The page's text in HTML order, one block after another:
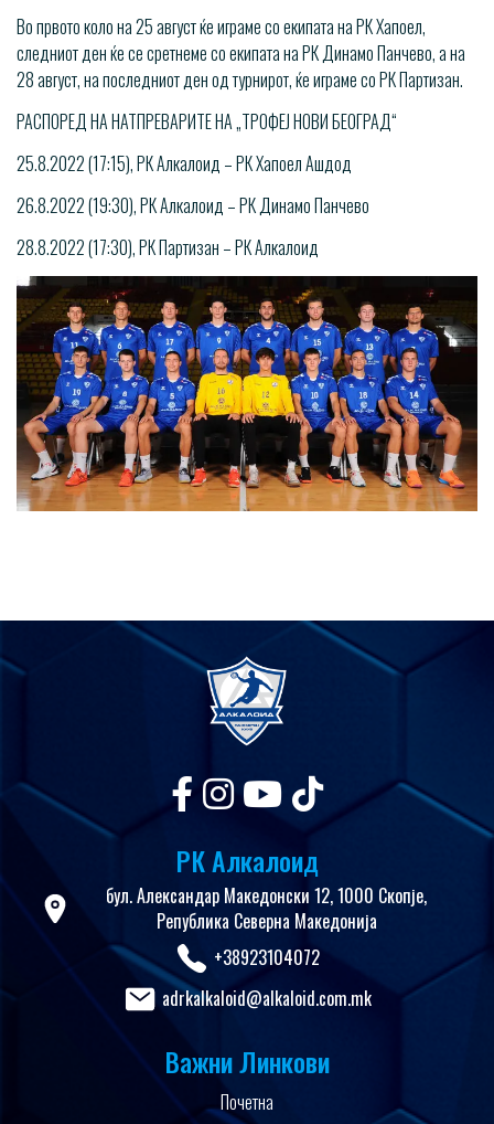
Во првото коло на 25 август ќе играме со екипата на РК Хапоел,
следниот ден ќе се сретнеме со екипата на РК Динамо Панчево, а на
28 август, на последниот ден од турнирот, ќе играме со РК Партизан.
РАСПОРЕД НА НАТПРЕВАРИТЕ НА „ТРОФЕЈ НОВИ БЕОГРАД“
25.8.2022 (17:15), РК Алкалоид – РК Хапоел Ашдод
26.8.2022 (19:30), РК Алкалоид – РК Динамо Панчево
28.8.2022 (17:30), РК Партизан – РК Алкалоид
РК Алкалоид
бул. Александар Македонски 12, 1000 Скопје,
Република Северна Македонија
+38923104072
adrkalkaloid@alkaloid.com.mk
Важни Линкови
Почетна